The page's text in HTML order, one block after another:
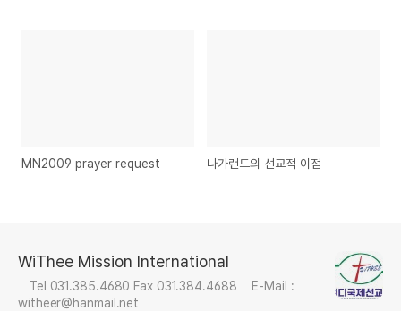
MN2009 prayer request 나가랜드의 선교적 이점
WiThee Mission International
Tel 031.385.4680 Fax 031.384.4688 E-Mail :
witheer@hanmail.net